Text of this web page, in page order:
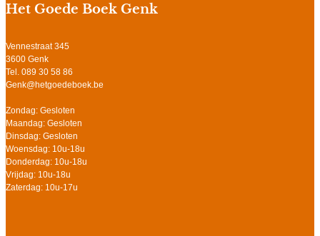
Het Goede Boek Genk
Vennestraat 345
3600 Genk
Tel. 089 30 58 86
Genk@hetgoedeboek.be
Zondag: Gesloten
Maandag: Gesloten
Dinsdag: Gesloten
Woensdag: 10u-18u
Donderdag: 10u-18u
Vrijdag: 10u-18u
Zaterdag: 10u-17u